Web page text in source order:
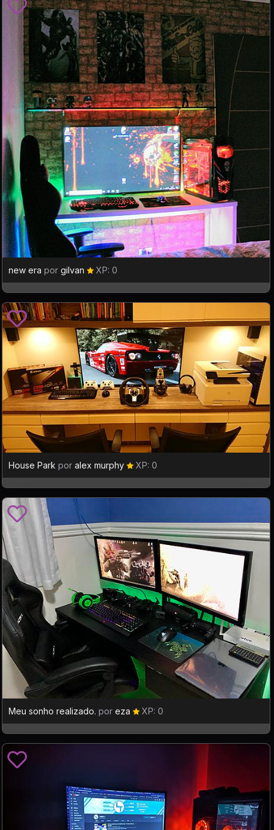
new era por gilvan XP: 0
House Park por alex murphy XP: 0
Meu sonho realizado. por eza XP: 0